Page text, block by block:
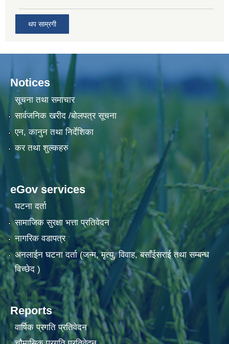
थप साम्रगी
Notices
सूचना तथा समाचार
सार्वजनिक खरीद /बोलपत्र सूचना
एन, कानुन तथा निर्देशिका
कर तथा शुल्कहरु
eGov services
घटना दर्ता
सामाजिक सुरक्षा भत्ता प्रतिवेदन
नागरिक वडापत्र
अनलाईन घटना दर्ता (जन्म, मृत्यु, विवाह, बसाँईसराई तथा सम्बन्ध
विच्छेद )
Reports
वार्षिक प्रगति प्रतिवेदन